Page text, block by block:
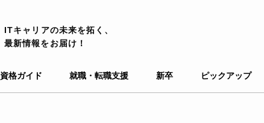
ITキャリアの未来を拓く、
最新情報をお届け！
資格ガイド 就職・転職支援 新卒 ピックアップ